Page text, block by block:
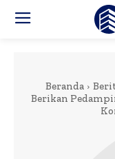
Beranda
Berikan